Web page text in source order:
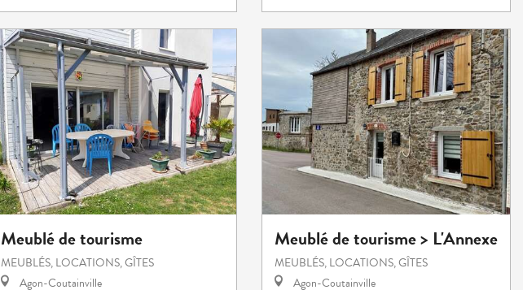
Meublé de tourisme
MEUBLÉS, LOCATIONS, GÎTES
Agon-Coutainville
Meublé de tourisme > L'Annexe
MEUBLÉS, LOCATIONS, GÎTES
Agon-Coutainville